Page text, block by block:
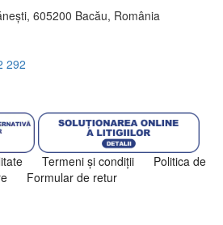
605200 Bacău, România
292
Termeni şi condiţii
Politica de
Formular de retur